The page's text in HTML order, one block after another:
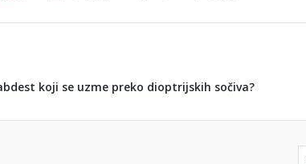
koji se uzme preko dioptrijskih sočiva?